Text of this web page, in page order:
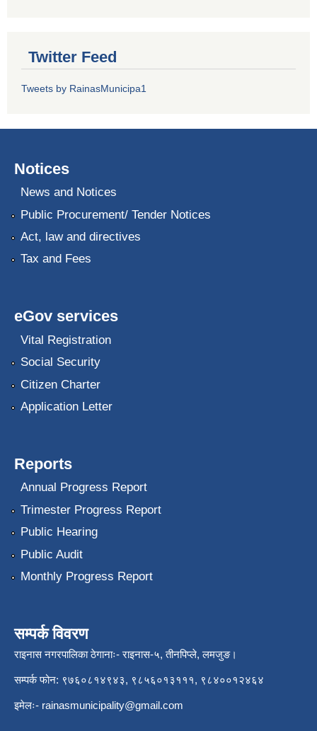
Twitter Feed
Tweets by RainasMunicipa1
Notices
News and Notices
Public Procurement/ Tender Notices
Act, law and directives
Tax and Fees
eGov services
Vital Registration
Social Security
Citizen Charter
Application Letter
Reports
Annual Progress Report
Trimester Progress Report
Public Hearing
Public Audit
Monthly Progress Report
सम्पर्क विवरण
राइनास नगरपालिका ठेगानाः- राइनास-५, तीनपिप्ले, लमजुङ।
सम्पर्क फोन: ९७६०८१४९४३, ९८५६०१३१११, ९८४००१२४६४
इमेलः- rainasmunicipality@gmail.com